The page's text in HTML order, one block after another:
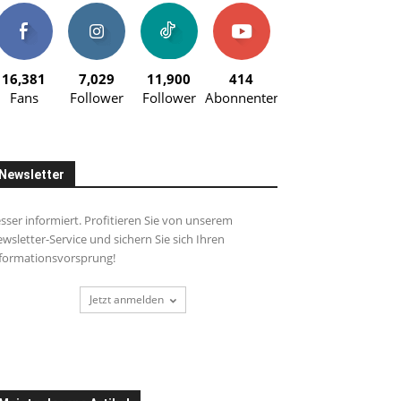
16,381
Fans
7,029
Follower
11,900
Follower
414
Abonnenten
Newsletter
informiert. Profitieren Sie von unserem
Service und sichern Sie sich Ihren
Jetzt anmelden